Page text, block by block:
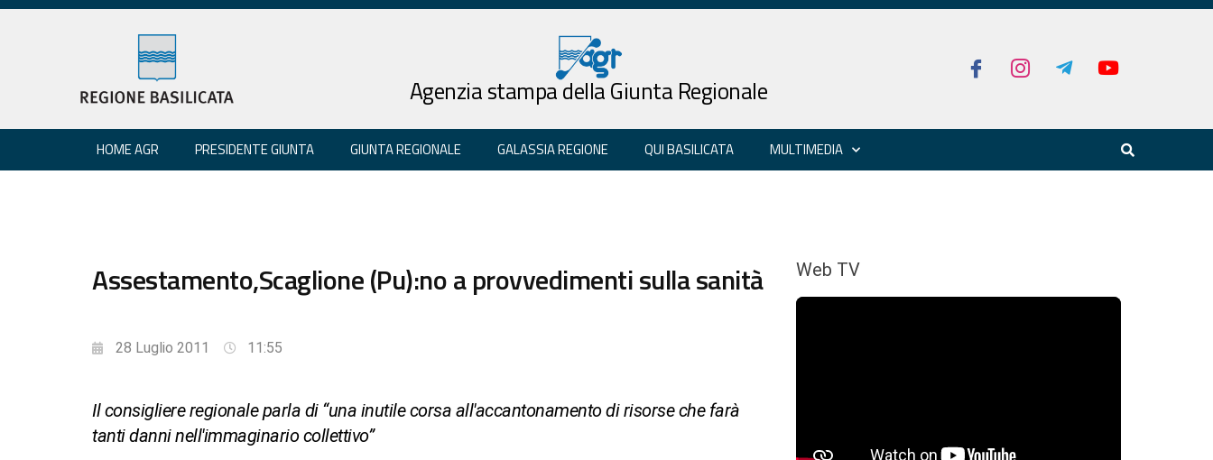
Agenzia stampa della Giunta Regionale
HOME AGR PRESIDENTE GIUNTA GIUNTA REGIONALE GALASSIA REGIONE QUI BASILICATA MULTIMEDIA
Assestamento,Scaglione (Pu):no a provvedimenti sulla sanità
28 Luglio 2011 11:55
Il consigliere regionale parla di “una inutile corsa all'accantonamento di risorse che farà
tanti danni nell'immaginario collettivo”
Web TV